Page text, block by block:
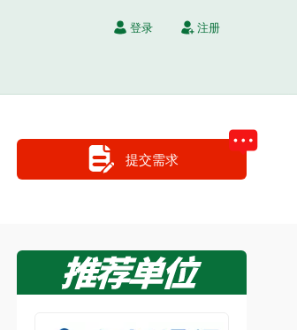
登录 注册
提交需求